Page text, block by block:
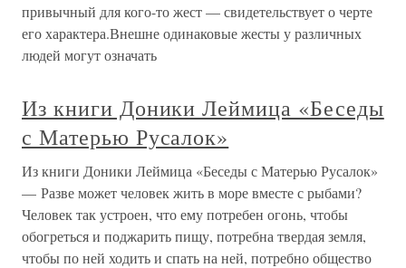
привычный для кого-то жест — свидетельствует о черте
его характера.Внешне одинаковые жесты у различных
людей могут означать
Из книги Доники Леймица «Беседы
с Матерью Русалок»
Из книги Доники Леймица «Беседы с Матерью Русалок»
— Разве может человек жить в море вместе с рыбами?
Человек так устроен, что ему потребен огонь, чтобы
обогреться и поджарить пищу, потребна твердая земля,
чтобы по ней ходить и спать на ней, потребно общество